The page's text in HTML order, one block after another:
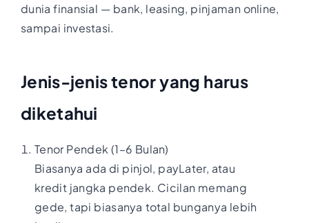
dunia finansial — bank, leasing, pinjaman online,
sampai investasi.
Jenis-jenis tenor yang harus
diketahui
Tenor Pendek (1–6 Bulan)
Biasanya ada di pinjol, payLater, atau
kredit jangka pendek. Cicilan memang
gede, tapi biasanya total bunganya lebih